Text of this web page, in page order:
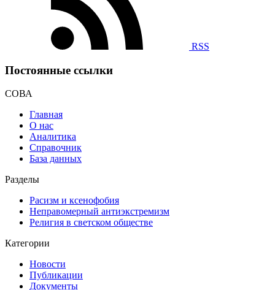
RSS
Постоянные ссылки
СОВА
Главная
О нас
Аналитика
Справочник
База данных
Разделы
Расизм и ксенофобия
Неправомерный антиэкстремизм
Религия в светском обществе
Категории
Новости
Публикации
Документы